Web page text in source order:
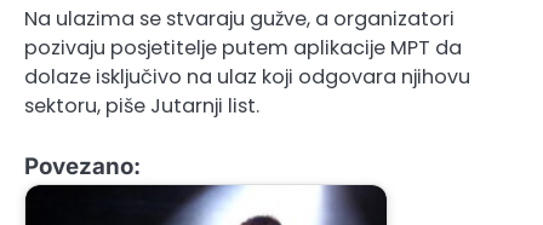
Na ulazima se stvaraju gužve, a organizatori
pozivaju posjetitelje putem aplikacije MPT da
dolaze isključivo na ulaz koji odgovara njihovu
sektoru, piše Jutarnji list.
Povezano: